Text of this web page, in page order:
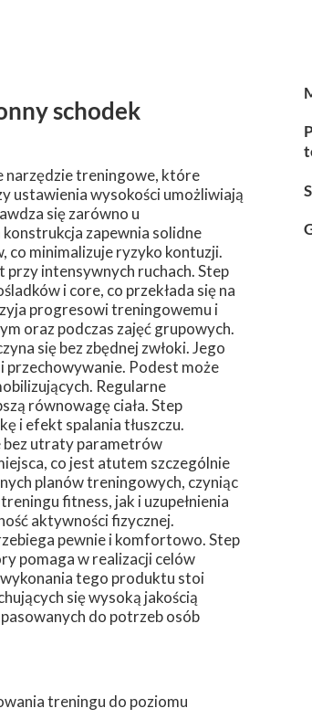
schodek
narzędzie treningowe, które
ustawienia wysokości umożliwiają
się zarówno u
zapewnia solidne
co minimalizuje ryzyko kontuzji.
intensywnych ruchach. Step
i core, co przekłada się na
progresowi treningowemu i
oraz podczas zajęć grupowych.
się bez zbędnej zwłoki. Jego
przechowywanie. Podest może
Regularne
równowagę ciała. Step
i efekt spalania tłuszczu.
bez utraty parametrów
co jest atutem szczególnie
planów treningowych, czyniąc
fitness, jak i uzupełnienia
aktywności fizycznej.
pewnie i komfortowo. Step
pomaga w realizacji celów
tego produktu stoi
się wysoką jakością
do potrzeb osób
treningu do poziomu